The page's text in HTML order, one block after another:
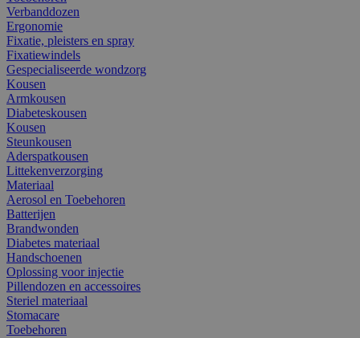
Verbanddozen
Ergonomie
Fixatie, pleisters en spray
Fixatiewindels
Gespecialiseerde wondzorg
Kousen
Armkousen
Diabeteskousen
Kousen
Steunkousen
Aderspatkousen
Littekenverzorging
Materiaal
Aerosol en Toebehoren
Batterijen
Brandwonden
Diabetes materiaal
Handschoenen
Oplossing voor injectie
Pillendozen en accessoires
Steriel materiaal
Stomacare
Toebehoren